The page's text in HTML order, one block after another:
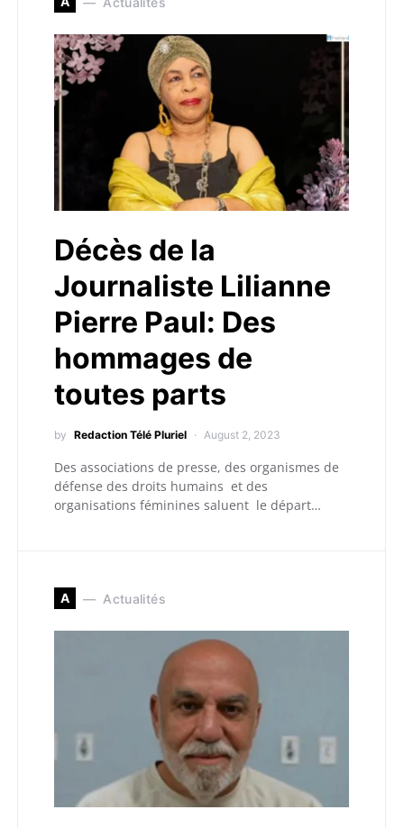
Décès de la
Journaliste Lilianne
Pierre Paul: Des
hommages de
toutes parts
by Redaction Télé Pluriel August 2, 2023
Des associations de presse, des organismes de
défense des droits humains et des
organisations féminines saluent le départ…
A Actualités